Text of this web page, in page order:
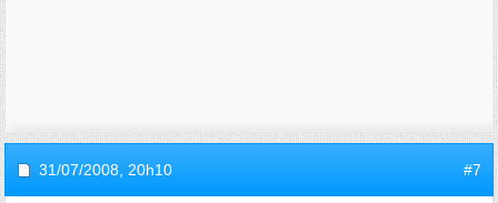
31/07/2008, 20h10 #7